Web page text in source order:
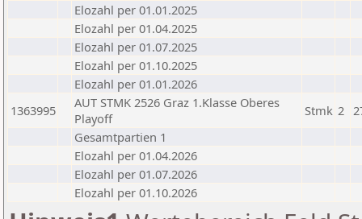
Elozahl per 01.01.2025
Elozahl per 01.04.2025
Elozahl per 01.07.2025
Elozahl per 01.10.2025
Elozahl per 01.01.2026
1363995
AUT STMK 2526 Graz 1.Klasse Oberes
Playoff
Stmk 2
Gesamtpartien 1
Elozahl per 01.04.2026
Elozahl per 01.07.2026
Elozahl per 01.10.2026